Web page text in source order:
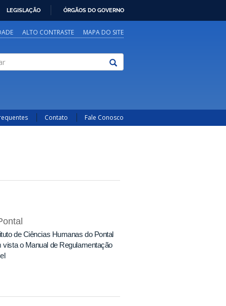
LEGISLAÇÃO ÓRGÃOS DO GOVERNO
ALTO CONTRASTE MAPA DO SITE
Contato Fale Conosco
de Ciências Humanas do Pontal
vista o Manual de Regulamentação